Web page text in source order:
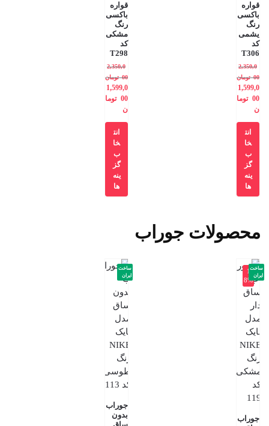
قواره
باکسی
رنگ
یشمی
کد
T306
2,350,0
00 تومان
1,599,0
00 توما
ن
انت
خا
ب
گز
ینه
ها
قواره
باکسی
رنگ
مشکی
کد
T298
2,350,0
00 تومان
1,599,0
00 توما
ن
انت
خا
ب
گز
ینه
ها
محصولات جوراب
-1
8%
جوراب
ساخت
ایران
جوراب
بدون
ساخت
ایران